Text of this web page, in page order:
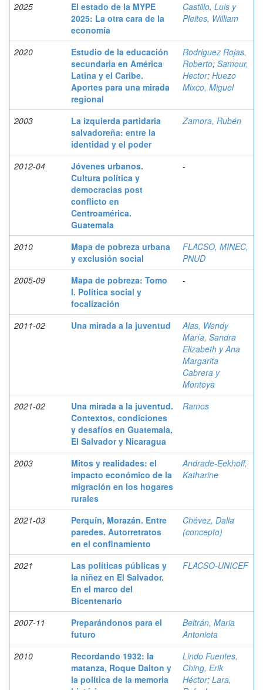
2025
El estado de la MYPE
2025: La otra cara de la
economía
Castillo, Luis y
Pleites, William
2020
Estudio de la educación
secundaria en América
Latina y el Caribe.
Aportes para una mirada
regional
Rodriguez Rojas,
Roberto; Samour,
Hector; Huezo
Mixco, Miguel
2003
La izquierda partidaria
salvadoreña: entre la
identidad y el poder
Zamora, Rubén
2012-04
Jóvenes urbanos.
Cultura política y
democracias post
conflicto en
Centroamérica.
Guatemala
-
2010
Mapa de pobreza urbana
y exclusión social
FLACSO, MINEC,
PNUD
2005-09
Mapa de pobreza: Tomo
I. Política social y
focalización
-
2011-02 Una mirada a la juventud
Alas, Wendy
María, Sandra
Elizabeth y Ana
Margarita
Cabrera y
Montoya
2021-02
Una mirada a la juventud.
Contextos, condiciones
y desafíos en Guatemala,
El Salvador y Nicaragua
Ramos
2003
Mitos y realidades: el
impacto económico de la
migración en los hogares
rurales
Andrade-Eekhoff,
Katharine
2021-03
Perquín, Morazán. Entre
paredes. Autorretratos
en el confinamiento
Chévez, Dalia
(concepto)
2021
Las políticas públicas y
la niñez en El Salvador.
En el marco del
Bicentenario
FLACSO-UNICEF
2007-11
Preparándonos para el
futuro
Beltrán, Maria
Antonieta
2010
Recordando 1932: la
matanza, Roque Dalton y
la política de la memoria
Lindo Fuentes,
Ching, Erik
Héctor; Lara,